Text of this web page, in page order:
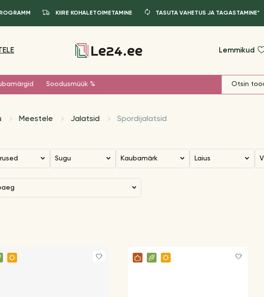
KIIRE KOHALETOIMETAMINE TASUTA VAHETUS JA TAGASTAMINE*
Lemmikud
Soodusmüük %
Meestele Jalatsid Spordijalatsid
Sugu Kaubamärk Laius